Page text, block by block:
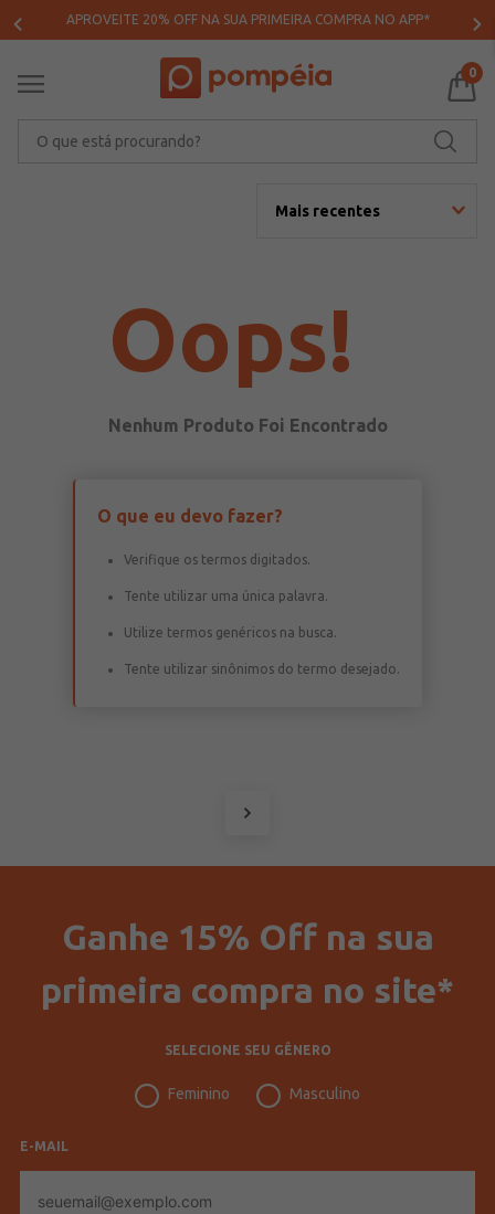
APROVEITE 20% OFF NA SUA PRIMEIRA COMPRA NO APP*
0
Mais recentes
Oops!
O que eu devo fazer?
Verifique os termos digitados.
Tente utilizar uma única palavra.
Utilize termos genéricos na busca.
Tente utilizar sinônimos do termo desejado.
Ganhe 15% Off na sua
primeira compra no site*
SELECIONE SEU GÊNERO
Feminino Masculino
E-MAIL
mail